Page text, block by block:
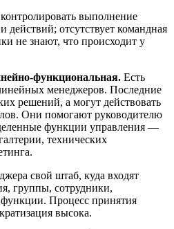
выполнение
действий; отсутствует командная
не знают, что происходит у
функциональная. Есть
менеджеров. Последние
решений, а могут действовать
Они помогают руководителю
функции управления —
технических
свой штаб, куда входят
группы, сотрудники,
Процесс принятия
высока.